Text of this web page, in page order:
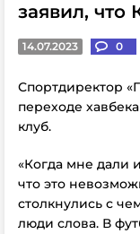
заявил, что
14.07.2023 0
Спортдиректор
переходе
клуб.
«Когда мне дали
что это
столкнулись с
люди слова. В